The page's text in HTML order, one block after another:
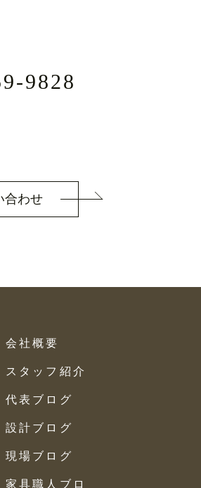
9828
合わせ
会社概要
スタッフ紹介
代表ブログ
設計ブログ
現場ブログ
家具職人ブロ